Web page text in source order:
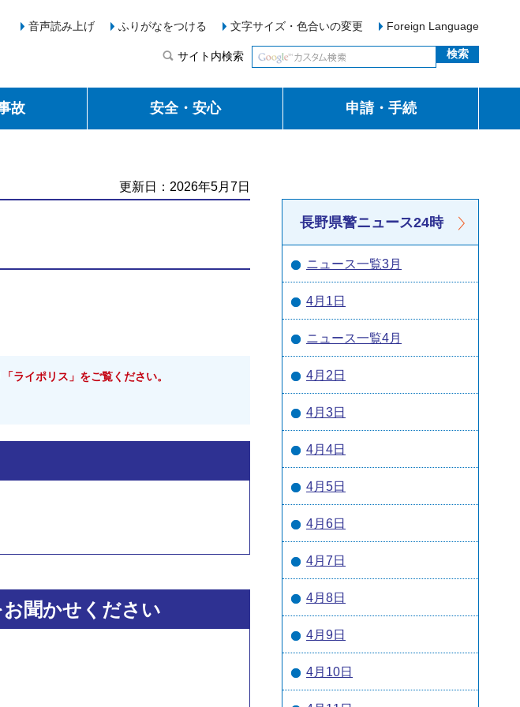
音声読み上げ
ふりがなをつける 文字サイズ・色合いの変更 Foreign Language
サイト内検索
故 安全・安心 申請・手続
更新日：2026年5月7日
ライポリス」をご覧ください。
聞かせください
長野県警ニュース24時
ニュース一覧3月
4月1日
ニュース一覧4月
4月2日
4月3日
4月4日
4月5日
4月6日
4月7日
4月8日
4月9日
4月10日